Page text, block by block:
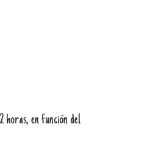
horas, en función del